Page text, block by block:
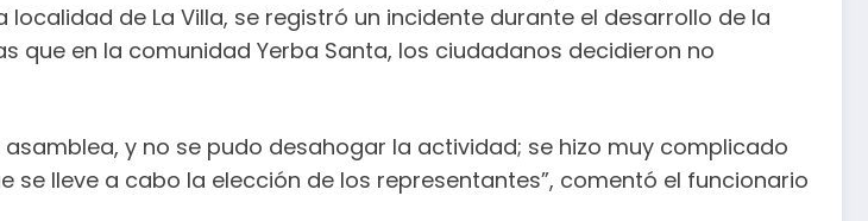
de La Villa, se registró un incidente durante el desarrollo de la
que en la comunidad Yerba Santa, los ciudadanos decidieron no
y no se pudo desahogar la actividad; se hizo muy complicado
lleve a cabo la elección de los representantes”, comentó el funcionario